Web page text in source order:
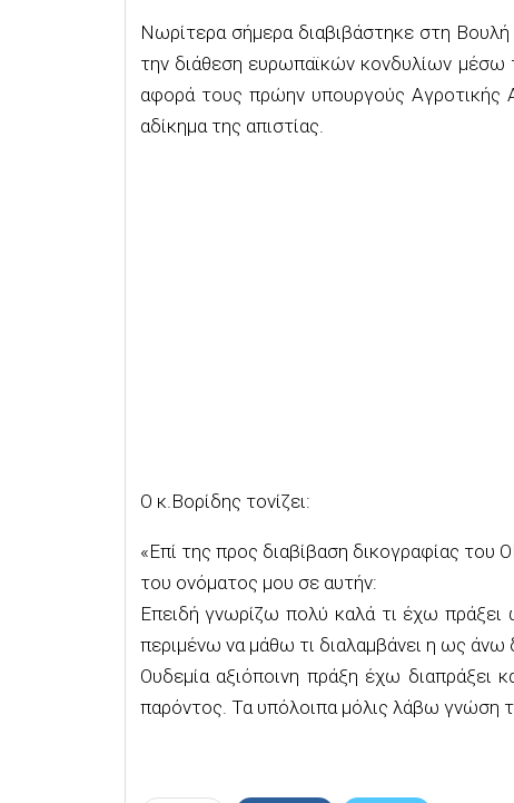
Νωρίτερα σήμερα διαβιβάστηκε στη
την διάθεση ευρωπαϊκών κονδυλίων
αφορά τους πρώην υπουργούς Αγροτικής
αδίκημα της απιστίας.
Ο κ.Βορίδης τονίζει:
«Επί της προς διαβίβαση δικογραφίας
του ονόματος μου σε αυτήν:
Επειδή γνωρίζω πολύ καλά τι έχω πράξει
περιμένω να μάθω τι διαλαμβάνει η ως άνω
Ουδεμία αξιόποινη πράξη έχω
παρόντος. Τα υπόλοιπα μόλις λάβω γνώση